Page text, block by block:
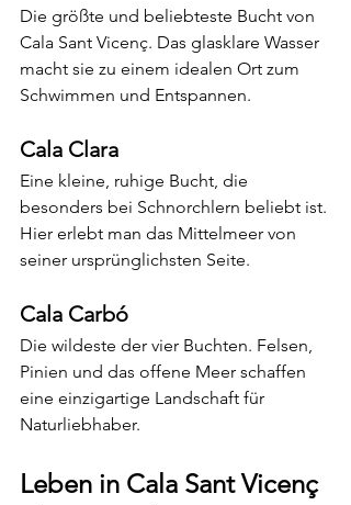
Die größte und beliebteste Bucht von
Cala Sant Vicenç. Das glasklare Wasser
macht sie zu einem idealen Ort zum
Schwimmen und Entspannen.
Cala Clara
Eine kleine, ruhige Bucht, die
besonders bei Schnorchlern beliebt ist.
Hier erlebt man das Mittelmeer von
seiner ursprünglichsten Seite.
Cala Carbó
Die wildeste der vier Buchten. Felsen,
Pinien und das offene Meer schaffen
eine einzigartige Landschaft für
Naturliebhaber.
Leben in Cala Sant Vicenç